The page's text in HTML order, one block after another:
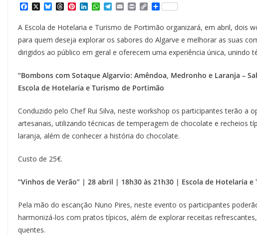
a
c
e
b
o
o
X B
e
s
k
y
T
h
e
a
d
s
P
t
e
e
L
k
e
d
I
W
h
t
s
A
p
T
e
e
g
r
a
E
m
a
i
l
P
i
n
t
C
o
p
y
L
i
n
S
h
r
e
A Escola de Hotelaria e Turismo de Portimão organizará, em abril, dois
para quem deseja explorar os sabores do Algarve e melhorar as suas
dirigidos ao público em geral e oferecem uma experiência única, unindo
“Bombons com Sotaque Algarvio: Amêndoa, Medronho e Laranja –
Escola de Hotelaria e Turismo de Portimão
Conduzido pelo Chef Rui Silva, neste workshop os participantes terão a
artesanais, utilizando técnicas de temperagem de chocolate e recheios
laranja, além de conhecer a história do chocolate.
Custo de 25€.
“Vinhos de Verão” | 28 abril | 18h30 às 21h30 | Escola de Hotelaria e
Pela mão do escanção Nuno Pires, neste evento os participantes
harmonizá-los com pratos típicos, além de explorar receitas
quentes.